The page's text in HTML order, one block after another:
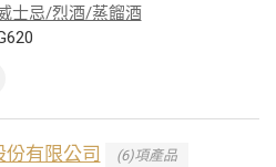
士忌/烈酒/蒸餾酒
有限公司 (6)項產品